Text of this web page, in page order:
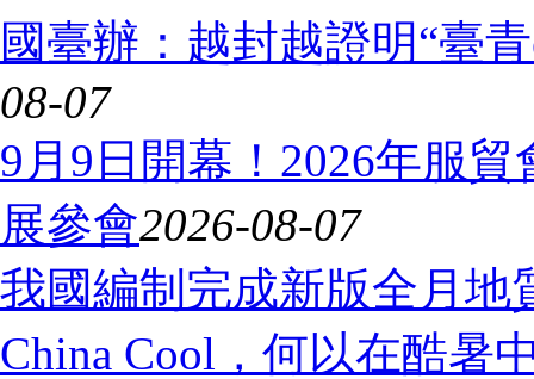
國臺辦：越封越證明“臺
08-07
9月9日開幕！2026年服
展參會2026-08-07
我國編制完成新版全月地
China Cool，何以在酷暑